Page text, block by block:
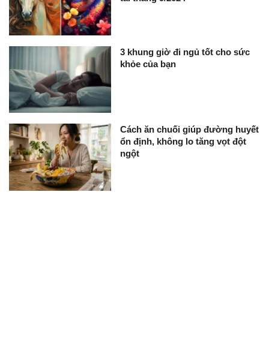
3 khung giờ đi ngủ tốt cho sức
khỏe của bạn
Cách ăn chuối giúp đường huyết
ổn định, không lo tăng vọt đột
ngột